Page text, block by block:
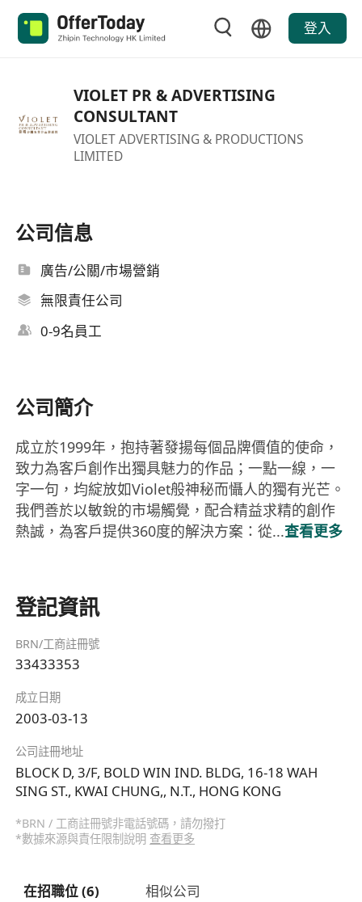
登入
VIOLET PR & ADVERTISING
CONSULTANT
VIOLET ADVERTISING & PRODUCTIONS
LIMITED
公司信息
廣告/公關/市場營銷
無限責任公司
0-9名員工
公司簡介
成立於1999年，抱持著發揚每個品牌價值的使命，
致力為客戶創作出獨具魅力的作品；一點一線，一
字一句，均綻放如Violet般神秘而懾人的獨有光芒。
我們善於以敏銳的市場觸覺，配合精益求精的創作
熱誠，為客戶提供360度的解決方案：從...查看更多
登記資訊
BRN/工商註冊號
33433353
成立日期
2003-03-13
公司註冊地址
BLOCK D, 3/F, BOLD WIN IND. BLDG, 16-18 WAH
SING ST., KWAI CHUNG,, N.T., HONG KONG
*BRN / 工商註冊號非電話號碼，請勿撥打
*數據來源與責任限制說明 查看更多
在招職位 (6) 相似公司